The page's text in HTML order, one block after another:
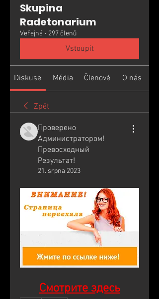
Skupina
Radetonarium
Veřejná · 297 členů
Vstoupit
Diskuse Média Členové O nás
Zpět
Проверено
Администратором!
Превосходный
Результат!
21. srpna 2023
Смотрите здесь